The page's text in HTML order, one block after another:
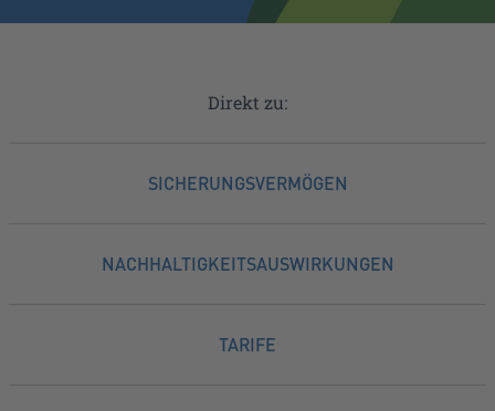
Direkt zu:
SICHERUNGSVERMÖGEN
NACHHALTIGKEITSAUSWIRKUNGEN
TARIFE